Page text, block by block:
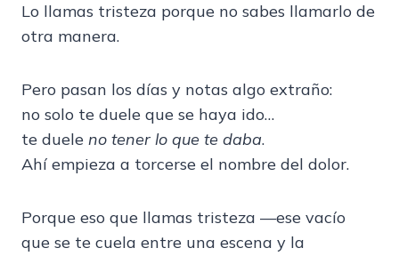
Lo llamas tristeza porque no sabes llamarlo de
otra manera.
Pero pasan los días y notas algo extraño:
no solo te duele que se haya ido…
te duele no tener lo que te daba.
Ahí empieza a torcerse el nombre del dolor.
Porque eso que llamas tristeza —ese vacío
que se te cuela entre una escena y la